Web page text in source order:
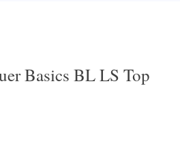
Basics BL LS Top